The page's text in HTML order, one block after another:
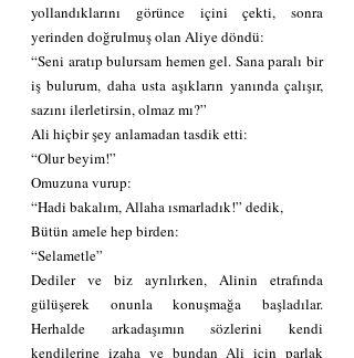
yollandıklarını görünce içini çekti, sonra
yerinden doğrulmuş olan Aliye döndü:
“Seni aratıp bulursam hemen gel. Sana paralı bir
iş bulurum, daha usta aşıkların yanında çalışır,
sazını ilerletirsin, olmaz mı?”
Ali hiçbir şey anlamadan tasdik etti:
“Olur beyim!”
Omuzuna vurup:
“Hadi bakalım, Allaha ısmarladık!” dedik,
Bütün amele hep birden:
“Selametle”
Dediler ve biz ayrılırken, Alinin etrafında
gülüşerek onunla konuşmağa başladılar.
Herhalde arkadaşımın sözlerini kendi
kendilerine izaha ve bundan Ali için parlak